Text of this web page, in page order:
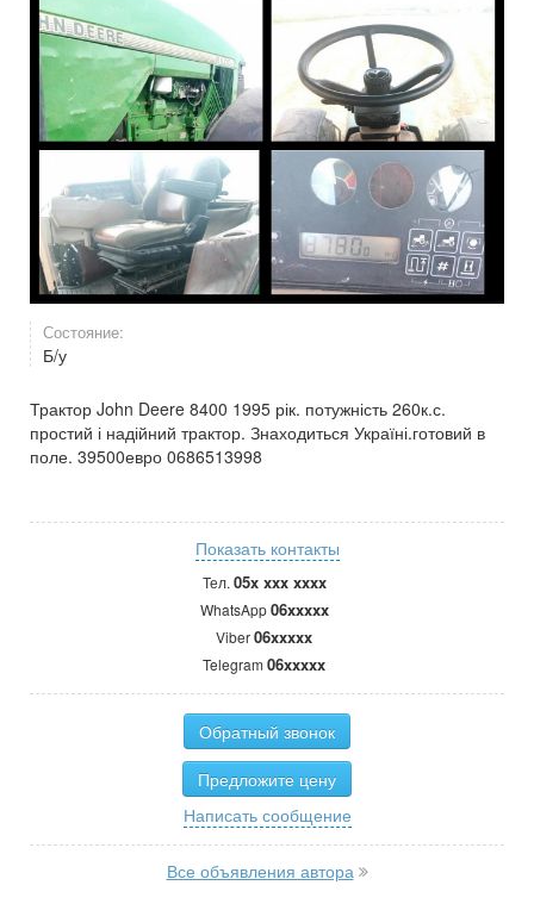
Состояние:
Б/у
Трактор John Deere 8400 1995 рік. потужність 260к.с.
простий і надійний трактор. Знаходиться Україні.готовий в
поле. 39500евро 0686513998
Показать контакты
Тел. 05x xxx xxxx
WhatsApp06xxxxx
Viber06xxxxx
Telegram 06xxxxx
Обратный звонок
Предложите цену
Написать сообщение
Все объявления автора